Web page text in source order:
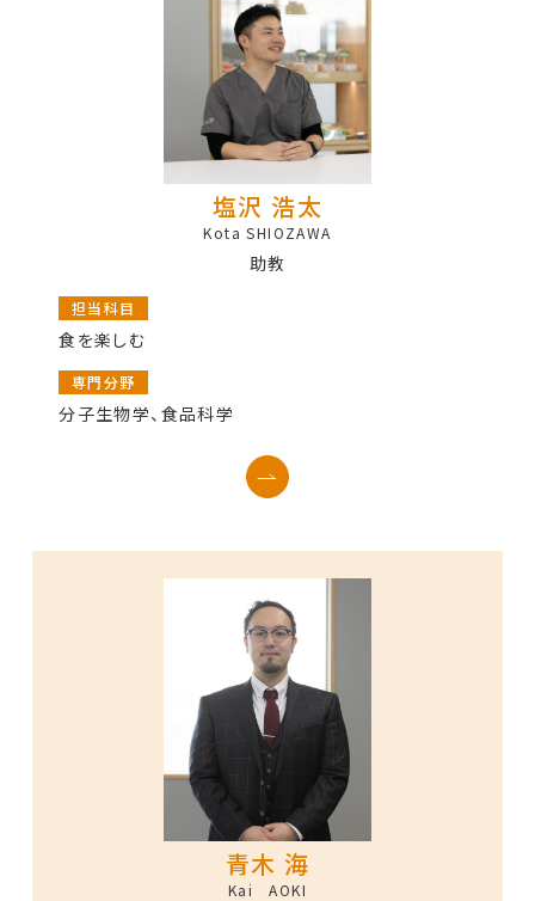
塩沢 浩太
Kota SHIOZAWA
助教
担当科目
食を楽しむ
専門分野
分子生物学、食品科学
青木 海
Kai AOKI